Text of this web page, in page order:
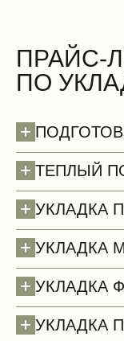
ПРАЙС-
ПО
+
+ ТЕПЛЫЙ
+ УКЛАДКА
+ УКЛАДКА
+ УКЛАДКА
+ УКЛАДКА